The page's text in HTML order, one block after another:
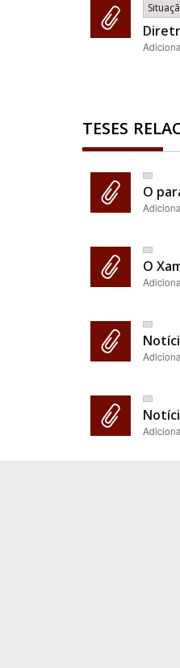
TESES
O
O